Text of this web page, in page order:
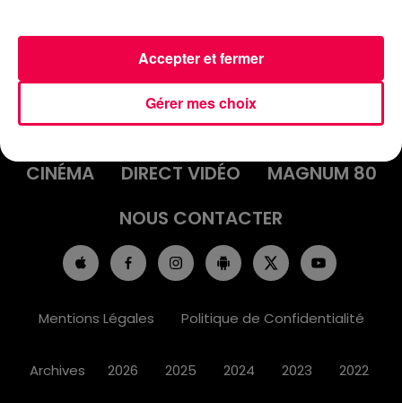
ACCUEIL INFOS
EMISSIONS
AGENDA
JEUX
PODCASTS
CINÉMA
DIRECT VIDÉO
MAGNUM 80
NOUS CONTACTER
Mentions Légales Politique de Confidentialité
Archives 2026 2025 2024 2023 2022
Gérer mes choix
Accepter et fermer